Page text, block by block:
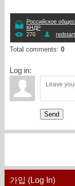
Российское
КНДР
270
Total comments: 0
Log in:
Send
가입 (Log In)